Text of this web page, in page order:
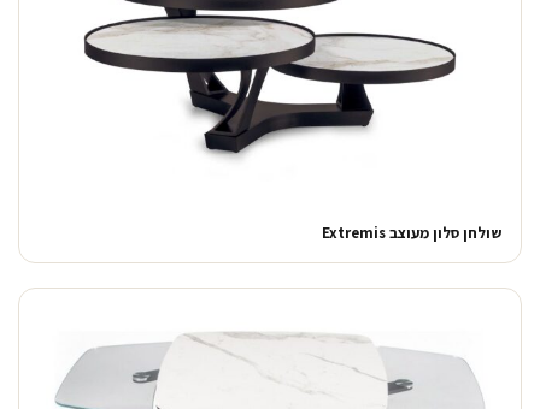
שולחן סלון מעוצב Extremis